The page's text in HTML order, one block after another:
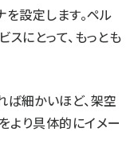
を設定します。ペル
にとって、もっとも
細かいほど、架空
より具体的にイメー